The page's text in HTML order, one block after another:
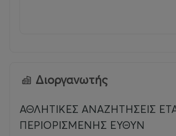
Paradise Park
Είναι ένας σύγχρονος πολυχώρος
αθλητικών δραστηριοτήτων με 25
Διοργανωτής
ΑΘΛΗΤΙΚΕΣ ΑΝΑΖΗΤΗΣΕΙΣ
ΠΕΡΙΟΡΙΣΜΕΝΗΣ ΕΥΘΥΝ